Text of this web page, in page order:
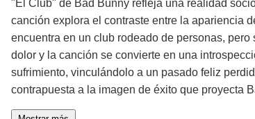
"El Club" de Bad Bunny refleja una realidad
canción explora el contraste entre la apariencia
encuentra en un club rodeado de personas,
dolor y la canción se convierte en una
sufrimiento, vinculándolo a un pasado feliz
contrapuesta a la imagen de éxito que proyecta